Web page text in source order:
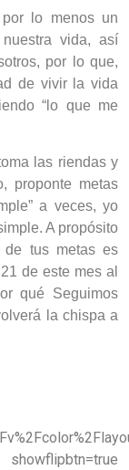
por lo menos un
vida, así
por lo que,
de vivir la vida
“lo que me
las riendas y
proponte metas
a veces, yo
A propósito
tus metas es
de este mes al
qué Seguimos
la chispa a